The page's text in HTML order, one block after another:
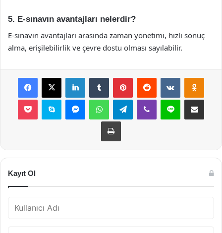
5. E-sınavın avantajları nelerdir?
E-sınavın avantajları arasında zaman yönetimi, hızlı sonuç
alma, erişilebilirlik ve çevre dostu olması sayılabilir.
Facebook
X LinkedInTumblr PinterestReddit VKontakte
Pocket Skype MessengerWhatsAppTelegramViber Line E-Posta ile
Yazdır
Kayıt Ol